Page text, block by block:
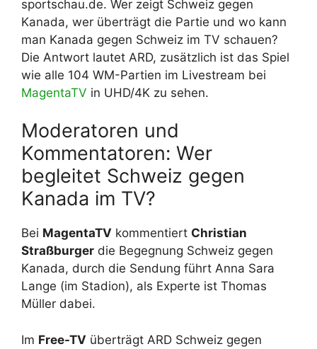
sportschau.de. Wer zeigt Schweiz gegen
Kanada, wer überträgt die Partie und wo kann
man Kanada gegen Schweiz im TV schauen?
Die Antwort lautet ARD, zusätzlich ist das Spiel
wie alle 104 WM-Partien im Livestream bei
MagentaTV in UHD/4K zu sehen.
Moderatoren und
Kommentatoren: Wer
begleitet Schweiz gegen
Kanada im TV?
Bei MagentaTV kommentiert Christian
Straßburger die Begegnung Schweiz gegen
Kanada, durch die Sendung führt Anna Sara
Lange (im Stadion), als Experte ist Thomas
Müller dabei.
Im Free-TV überträgt ARD Schweiz gegen